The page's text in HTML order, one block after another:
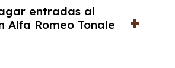
con el seguro a todo riesgo sin
dentro de las cuotas
entradas al
Alfa Romeo Tonale